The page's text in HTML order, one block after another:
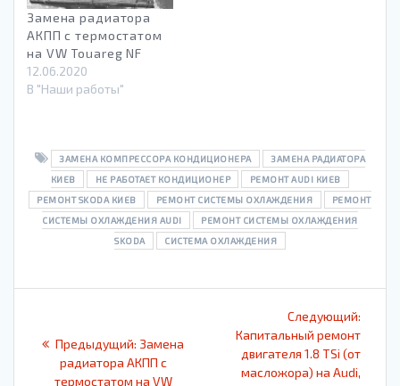
Замена радиатора
АКПП с термостатом
на VW Touareg NF
12.06.2020
В "Наши работы"
ЗАМЕНА КОМПРЕССОРА КОНДИЦИОНЕРА
ЗАМЕНА РАДИАТОРА
КИЕВ
НЕ РАБОТАЕТ КОНДИЦИОНЕР
РЕМОНТ AUDI КИЕВ
РЕМОНТ SKODA КИЕВ
РЕМОНТ СИСТЕМЫ ОХЛАЖДЕНИЯ
РЕМОНТ
СИСТЕМЫ ОХЛАЖДЕНИЯ AUDI
РЕМОНТ СИСТЕМЫ ОХЛАЖДЕНИЯ
SKODA
СИСТЕМА ОХЛАЖДЕНИЯ
по
Предыдущий: Предыдущая
запись:
Замена
радиатора АКПП с
термостатом на VW
Следующий:
Капитальный ремонт
двигателя 1.8 TSi (от
масложора) на Audi,